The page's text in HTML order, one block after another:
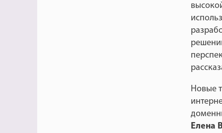
Новые
Елена